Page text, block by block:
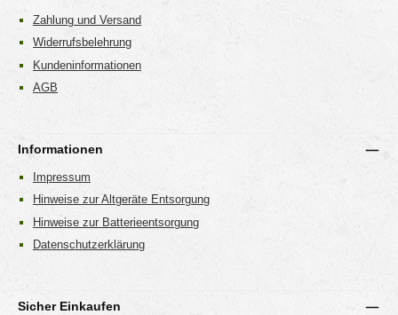
Zahlung und Versand
Widerrufsbelehrung
Kundeninformationen
AGB
Informationen
Impressum
Hinweise zur Altgeräte Entsorgung
Hinweise zur Batterieentsorgung
Datenschutzerklärung
Sicher Einkaufen